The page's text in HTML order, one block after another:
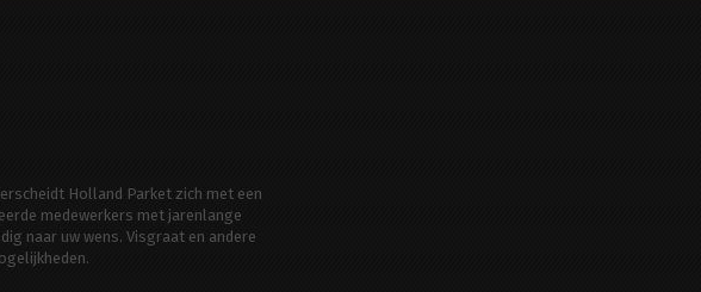
Holland Parket zich met een
medewerkers met jarenlange
naar uw wens. Visgraat en andere